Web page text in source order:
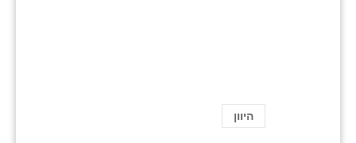
היוון